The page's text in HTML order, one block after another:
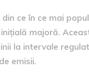
ce în ce mai
majoră.
la intervale
emisii.